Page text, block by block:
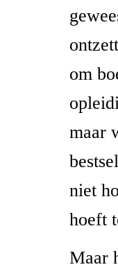
om
maar
niet
hoeft
Maar